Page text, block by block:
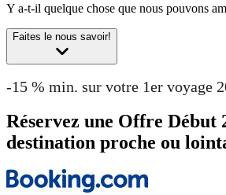
Y a-t-il quelque chose que nous pouvons
Faites le nous savoir!
-15 % min. sur votre 1er voyage
Réservez une Offre Début
destination proche ou